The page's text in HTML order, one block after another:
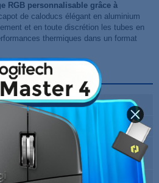
RGB personnalisable grâce à
de caloducs élégant en aluminium
et en toute discrétion les tubes en
thermiques dans un format
Cuivre et aluminium
Intel LGA 1700/1200/115x et AMD
AM5/AM4
12 Mois